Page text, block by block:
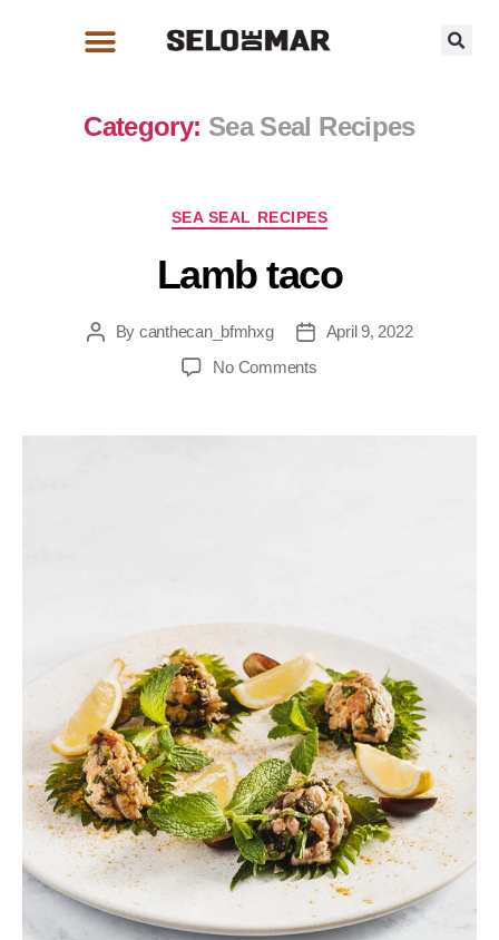
Category: Sea Seal Recipes
SEA SEAL RECIPES
Lamb taco
By canthecan_bfmhxg
April 9, 2022
No Comments